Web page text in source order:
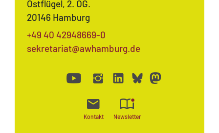
Ostflügel, 2. OG.
20146 Hamburg
+49 40 42948669-0
sekretariat@awhamburg.de
Kontakt Newsletter